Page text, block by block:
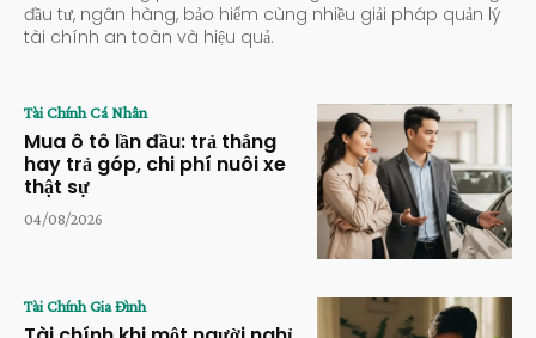
đầu tư, ngân hàng, bảo hiểm cùng nhiều giải pháp quản lý
tài chính an toàn và hiệu quả.
Tài Chính Cá Nhân
Mua ô tô lần đầu: trả thẳng
hay trả góp, chi phí nuôi xe
thật sự
04/08/2026
Tài Chính Gia Đình